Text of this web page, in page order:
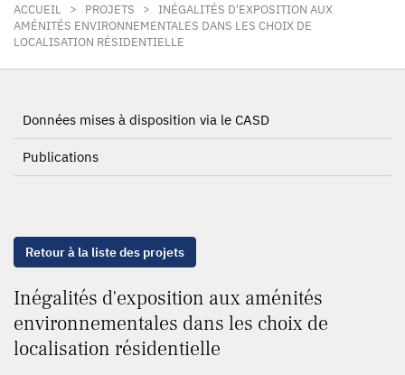
ACCUEIL > PROJETS > INÉGALITÉS D'EXPOSITION AUX
AMÉNITÉS ENVIRONNEMENTALES DANS LES CHOIX DE
LOCALISATION RÉSIDENTIELLE
Données mises à disposition via le CASD
Publications
Retour à la liste des projets
Inégalités d'exposition aux aménités
environnementales dans les choix de
localisation résidentielle